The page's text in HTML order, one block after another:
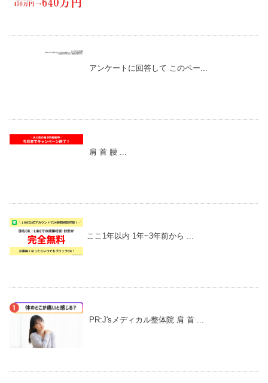
アンケートに回答して このペー...
肩 首 腰 ...
ここ1年以内 1年~3年前から ...
PR:J'sメディカル整体院 肩 首 ...